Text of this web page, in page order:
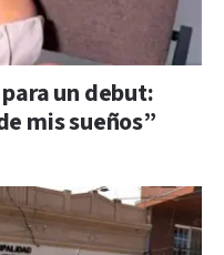
un debut:
mis sueños”